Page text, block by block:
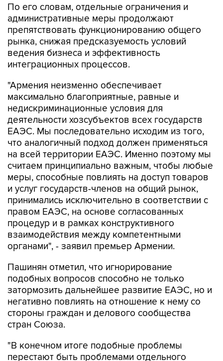
препятствовать функционированию общего
рынка, снижая предсказуемость условий
ведения бизнеса и эффективность
интеграционных процессов.
"Армения неизменно обеспечивает
недискриминационные условия для
деятельности хозсубъектов всех государств
ЕАЭС. Мы последовательно исходим из того,
что аналогичный подход должен применяться
на всей территории ЕАЭС. Именно поэтому мы
считаем принципиально важным, чтобы любые
меры, способные повлиять на доступ товаров
и услуг государств-членов на общий рынок,
принимались исключительно в соответствии с
правом ЕАЭС, на основе согласованных
процедур и в рамках конструктивного
взаимодействия между компетентными
органами", - заявил премьер Армении.
Пашинян отметил, что игнорирование
затормозить дальнейшее развитие ЕАЭС, но и
негативно повлиять на отношение к нему со
стороны граждан и делового сообщества
стран Союза.
"В конечном итоге подобные проблемы
государства, они становятся общей проблемой